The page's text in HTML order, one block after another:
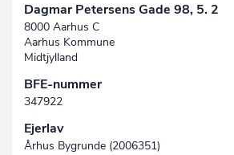
Dagmar Petersens Gade 98, 5. 2
8000 Aarhus C
Aarhus Kommune
Midtjylland
BFE-nummer
347922
Ejerlav
Århus Bygrunde (2006351)